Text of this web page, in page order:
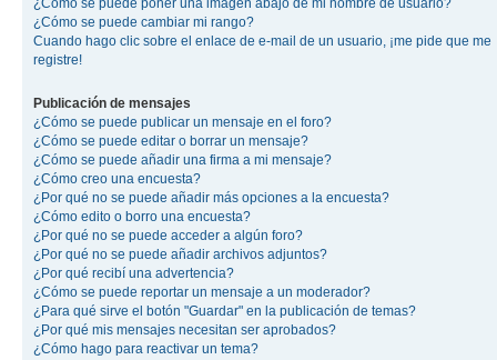
¿Cómo se puede poner una imagen abajo de mi nombre de usuario?
¿Cómo se puede cambiar mi rango?
Cuando hago clic sobre el enlace de e-mail de un usuario, ¡me pide que me
registre!
Publicación de mensajes
¿Cómo se puede publicar un mensaje en el foro?
¿Cómo se puede editar o borrar un mensaje?
¿Cómo se puede añadir una firma a mi mensaje?
¿Cómo creo una encuesta?
¿Por qué no se puede añadir más opciones a la encuesta?
¿Cómo edito o borro una encuesta?
¿Por qué no se puede acceder a algún foro?
¿Por qué no se puede añadir archivos adjuntos?
¿Por qué recibí una advertencia?
¿Cómo se puede reportar un mensaje a un moderador?
¿Para qué sirve el botón "Guardar" en la publicación de temas?
¿Por qué mis mensajes necesitan ser aprobados?
¿Cómo hago para reactivar un tema?